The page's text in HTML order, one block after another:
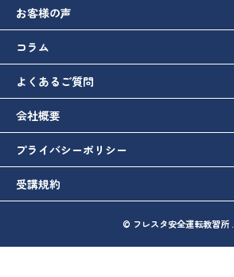
お客様の声
コラム
よくあるご質問
会社概要
プライバシーポリシー
受講規約
© フレスタ安全運転教習所 .